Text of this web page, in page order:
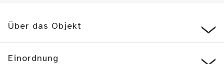
Über das Objekt
Einordnung